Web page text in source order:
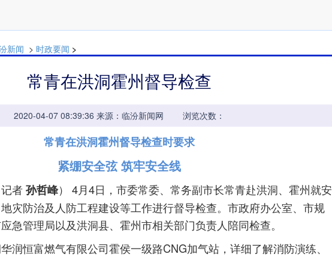
新闻 > 时政要闻 >
常青在洪洞霍州督导检查
2020-04-07 08:39:36 来源：临汾新闻网 浏览次数：
常青在洪洞霍州督导检查时要求
紧绷安全弦 筑牢安全线
记者孙哲峰） 4月4日，市委常委、常务副市长常青赴洪洞、霍州就安
灾防治及人防工程建设等工作进行督导检查。市政府办公室、市规
急管理局以及洪洞县、霍州市相关部门负责人陪同检查。
恒富燃气有限公司霍侯一级路CNG加气站，详细了解消防演练、